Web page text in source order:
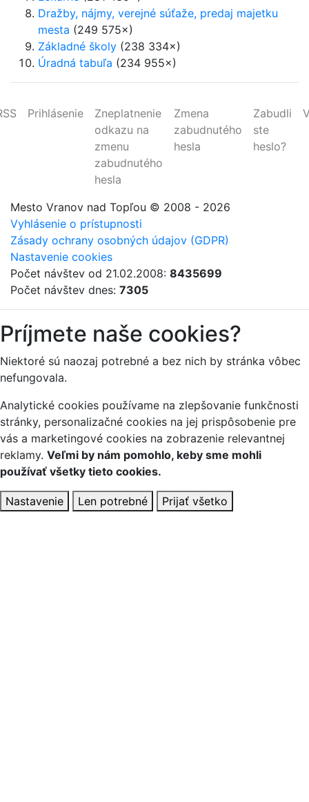
Dražby, nájmy, verejné súťaže, predaj majetku
mesta (249 575×)
Základné školy (238 334×)
Úradná tabuľa (234 955×)
Prihlásenie
Zneplatnenie
odkazu na
zmenu
zabudnutého
hesla
Zmena
zabudnutého
hesla
Zabudli
ste
heslo?
Mesto Vranov nad Topľou © 2008 - 2026
Vyhlásenie o prístupnosti
Zásady ochrany osobných údajov (GDPR)
Nastavenie cookies
Počet návštev od 21.02.2008: 8435699
Počet návštev dnes: 7305
Príjmete naše cookies?
Niektoré sú naozaj potrebné a bez nich by stránka vôbec
nefungovala.
Analytické cookies používame na zlepšovanie funkčnosti
stránky, personalizačné cookies na jej prispôsobenie pre
vás a marketingové cookies na zobrazenie relevantnej
reklamy. Veľmi by nám pomohlo, keby sme mohli
používať všetky tieto cookies.
Nastavenie Len potrebné Prijať všetko